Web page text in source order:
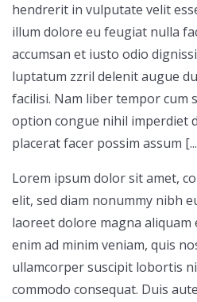
hendrerit in vulputate velit
illum dolore eu feugiat nulla
accumsan et iusto odio
luptatum zzril delenit augue
facilisi. Nam liber tempor cum
option congue nihil imperdiet
placerat facer possim assum
Lorem ipsum dolor sit amet,
elit, sed diam nonummy nibh
laoreet dolore magna
enim ad minim veniam, quis
ullamcorper suscipit lobortis
commodo consequat. Duis